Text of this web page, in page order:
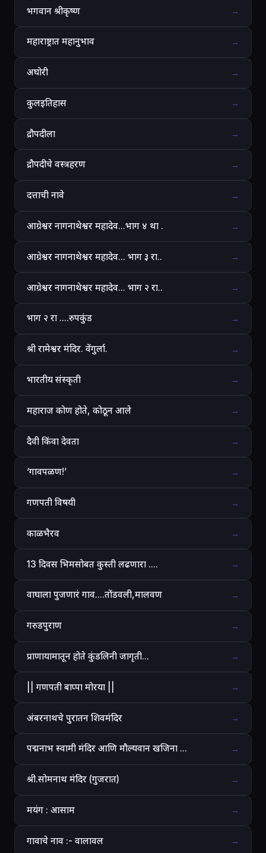
भगवान श्रीकृष्ण →
महाराष्ट्रात महानुभाव →
अघोरी →
कुलइतिहास →
द्रौपदीला →
द्रौपदीचे वस्त्रहरण →
दत्ताची नावे →
आग्रेश्वर नागनाथेश्वर महादेव...भाग ४ था . →
आग्रेश्वर नागनाथेश्वर महादेव... भाग ३ रा.. →
आग्रेश्वर नागनाथेश्वर महादेव... भाग २ रा.. →
भाग २ रा ....रुपकुंड →
श्री रामेश्वर मंदिर. वेंगुर्ला. →
भारतीय संस्कृती →
महाराज कोण होते, कोठून आले →
दैवी किंवा देवता →
‘गावपळण!’ →
गणपती विषयी →
काळभैरव →
13 दिवस भिमसोबत कुस्ती लढणारा .... →
वाघाला पुजणारं गाव....तोंडवली,मालवण →
गरुडपुराण →
प्राणायामातून होते कुंडलिनी जागृती... →
|| गणपती बाप्पा मोरया || →
अंबरनाथचे पुरातन शिवमंदिर →
पद्मनाभ स्वामी मंदिर आणि मौल्यवान खजिना ... →
श्री.सोमनाथ मंदिर (गुजरात) →
मयंग : आसाम →
गावाचे नाव :- वालावल →